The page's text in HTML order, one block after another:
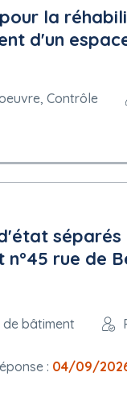
la
d'un
Contrôle
rue de
de bâtiment
: 04/09/